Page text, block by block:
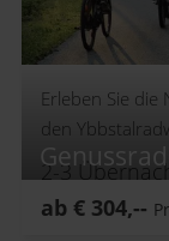
Erleben Sie
den
2-3
ab € 304,--